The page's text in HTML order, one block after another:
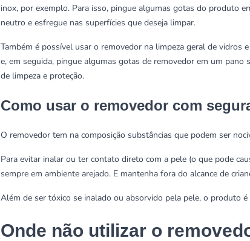
inox, por exemplo. Para isso, pingue algumas gotas do produto
neutro e esfregue nas superfícies que deseja limpar.
Também é possível usar o removedor na limpeza geral de vidros
e, em seguida, pingue algumas gotas de removedor em um
de limpeza e proteção.
Como usar o removedor com
O removedor tem na composição substâncias que podem ser
Para evitar inalar ou ter contato direto com a pele (o que pode
sempre em ambiente arejado. E mantenha fora do alcance de
Além de ser tóxico se inalado ou absorvido pela pele, o produto
Onde não utilizar o